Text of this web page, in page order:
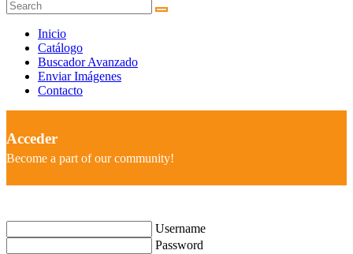
Inicio
Catálogo
Buscador Avanzado
Enviar Imágenes
Contacto
Acceder
Become a part of our community!
Username
Password